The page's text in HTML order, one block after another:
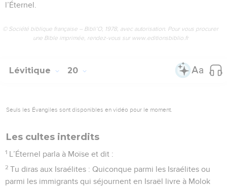
l’Éternel.
© Société biblique française – Bibli’O, 1978, avec autorisation. Pour vous procurer
une Bible imprimée, rendez-vous sur www.editionsbiblio.fr
Lévitique 20
Seuls les Évangiles sont disponibles en vidéo pour le moment.
Les cultes interdits
1 L’Éternel parla à Moïse et dit :
2 Tu diras aux Israélites : Quiconque parmi les Israélites ou
parmi les immigrants qui séjournent en Israël livre à Molok